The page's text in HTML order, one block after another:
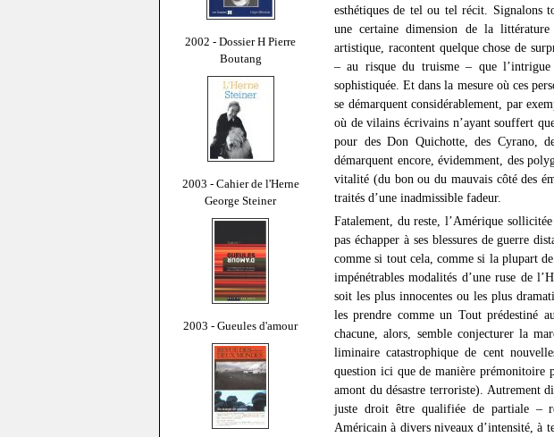
2002 - Dossier H Pierre
Boutang
2003 - Cahier de l'Herne
George Steiner
2003 - Gueules d'amour
esthétiques de tel ou tel récit. Signalons
une certaine dimension de la
artistique, racontent quelque chose de
– au risque du truisme – que
sophistiquée. Et dans la mesure où ces
se démarquent considérablement, par
où de vilains écrivains n’ayant souffert
pour des Don Quichotte, des Cyrano,
démarquent encore, évidemment, des
vitalité (du bon ou du mauvais côté des
traités d’une inadmissible fadeur.
Fatalement, du reste, l’Amérique
pas échapper à ses blessures de guerre
comme si tout cela, comme si la plupart
impénétrables modalités d’une ruse de
soit les plus innocentes ou les plus
les prendre comme un Tout prédestiné
chacune, alors, semble conjecturer la
liminaire catastrophique de cent
question ici que de manière prémonitoire
amont du désastre terroriste). Autrement
juste droit être qualifiée de partiale –
Américain à divers niveaux d’intensité, à